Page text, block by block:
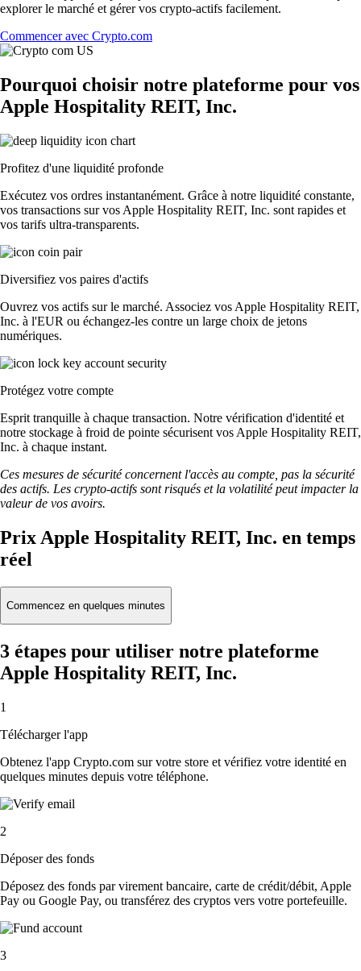
explorer le marché et gérer vos crypto-actifs facilement.
Commencer avec Crypto.com
Pourquoi choisir notre plateforme pour vos
Apple Hospitality REIT, Inc.
Profitez d'une liquidité profonde
Exécutez vos ordres instantanément. Grâce à notre liquidité constante,
vos transactions sur vos Apple Hospitality REIT, Inc. sont rapides et
vos tarifs ultra-transparents.
Diversifiez vos paires d'actifs
Ouvrez vos actifs sur le marché. Associez vos Apple Hospitality REIT,
Inc. à l'EUR ou échangez-les contre un large choix de jetons
numériques.
Protégez votre compte
Esprit tranquille à chaque transaction. Notre vérification d'identité et
notre stockage à froid de pointe sécurisent vos Apple Hospitality REIT,
Inc. à chaque instant.
Ces mesures de sécurité concernent l'accès au compte, pas la sécurité
des actifs. Les crypto-actifs sont risqués et la volatilité peut impacter la
valeur de vos avoirs.
Prix Apple Hospitality REIT, Inc. en temps
réel
Commencez en quelques minutes
3 étapes pour utiliser notre plateforme
Apple Hospitality REIT, Inc.
1
Télécharger l'app
Obtenez l'app Crypto.com sur votre store et vérifiez votre identité en
quelques minutes depuis votre téléphone.
2
Déposer des fonds
Déposez des fonds par virement bancaire, carte de crédit/débit, Apple
Pay ou Google Pay, ou transférez des cryptos vers votre portefeuille.
3